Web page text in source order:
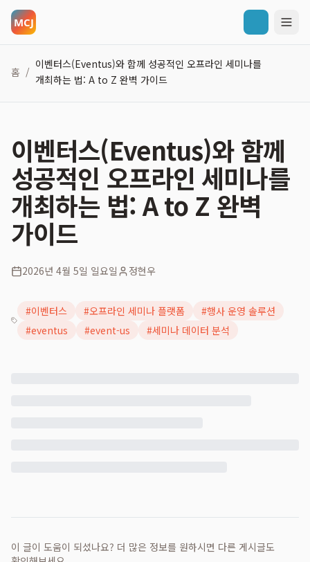
홈 /
이벤터스(Eventus)와 함께 성공적인 오프라인 세미나를
개최하는 법: A to Z 완벽 가이드
이벤터스(Eventus)와 함께
성공적인 오프라인 세미나를
개최하는 법: A to Z 완벽
가이드
2026년 4월 5일 일요일 정현우
#이벤터스 #오프라인 세미나 플랫폼 #행사 운영 솔루션
#eventus #event-us #세미나 데이터 분석
이 글이 도움이 되셨나요? 더 많은 정보를 원하시면 다른 게시글도